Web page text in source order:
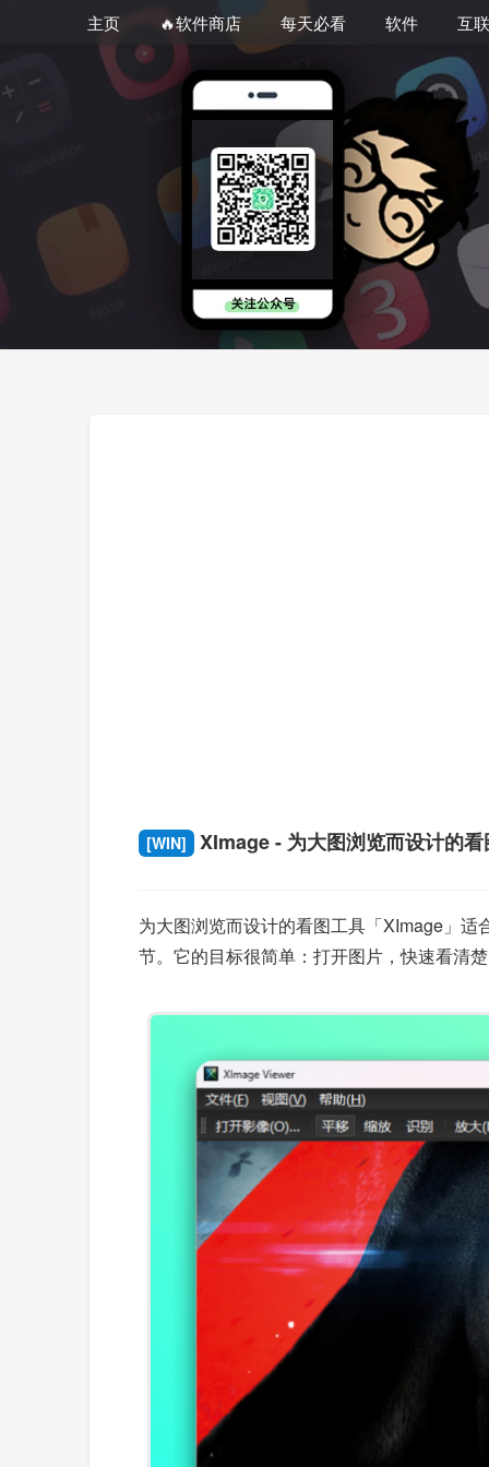
主页 🔥软件商店 每天必看 软件 互
[WIN] XImage - 为大图浏览而设计的
为大图浏览而设计的看图工具「XImage」
节。它的目标很简单：打开图片，快速看清